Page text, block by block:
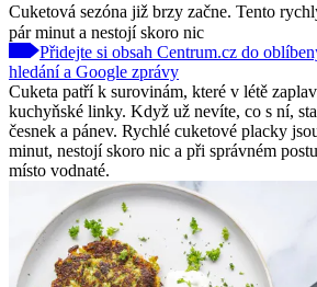
Cuketová sezóna již brzy začne. Tento
pár minut a nestojí skoro nic
Přidejte si obsah Centrum.cz do
hledání a Google zprávy
Cuketa patří k surovinám, které v létě
kuchyňské linky. Když už nevíte, co s ní,
česnek a pánev. Rychlé cuketové placky
minut, nestojí skoro nic a při správném
místo vodnaté.